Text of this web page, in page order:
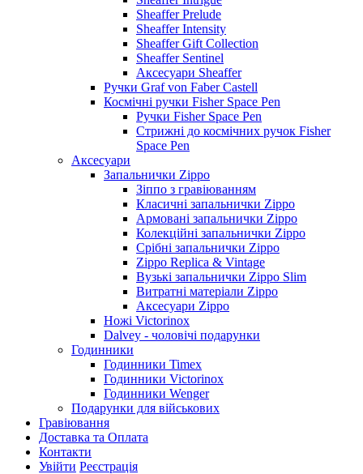
Sheaffer Prelude
Sheaffer Intensity
Sheaffer Gift Collection
Sheaffer Sentinel
Аксесуари Sheaffer
Ручки Graf von Faber Castell
Космічні ручки Fisher Space Pen
Ручки Fisher Space Pen
Стрижні до космічних ручок Fisher
Space Pen
Аксесуари
Запальнички Zippo
Зіппо з гравіюванням
Класичні запальнички Zippo
Армовані запальнички Zippo
Колекційні запальнички Zippo
Срібні запальнички Zippo
Zippo Replica & Vintage
Вузькі запальнички Zippo Slim
Витратні матеріали Zippo
Аксесуари Zippo
Ножі Victorinox
Dalvey - чоловічі подарунки
Годинники
Годинники Timex
Годинники Victorinox
Годинники Wenger
Подарунки для військових
Гравіювання
Доставка та Оплата
Контакти
Увійти Реєстрація